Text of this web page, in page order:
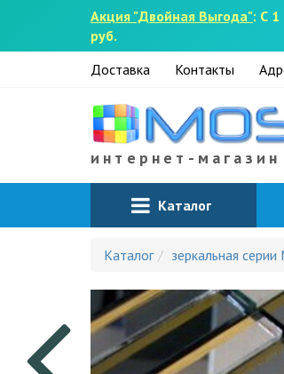
Акция "Двойная Выгода": С 1
руб.
Доставка Контакты
интернет-
Каталог
Каталог зеркальная